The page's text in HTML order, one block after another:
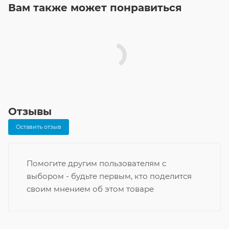
Вам также может понравиться
Отзывы
Оставить отзыв
Помогите другим пользователям с
выбором - будьте первым, кто поделится
своим мнением об этом товаре